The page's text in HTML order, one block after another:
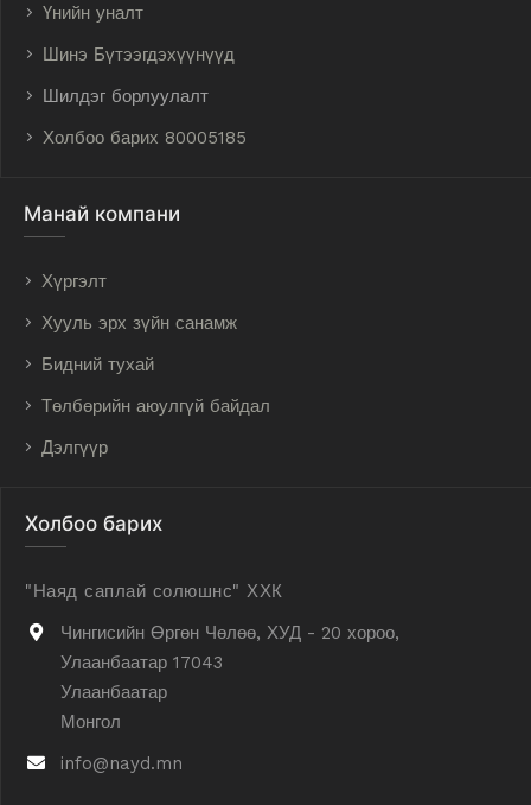
Үнийн уналт
Шинэ Бүтээгдэхүүнүүд
Шилдэг борлуулалт
Холбоо барих 80005185
Манай компани
Хүргэлт
Хууль эрх зүйн санамж
Бидний тухай
Төлбөрийн аюулгүй байдал
Дэлгүүр
Холбоо барих
"Наяд саплай солюшнс" ХХК
Чингисийн Өргөн Чөлөө, ХУД - 20 хороо,
Улаанбаатар 17043
Улаанбаатар
Монгол
info@nayd.mn